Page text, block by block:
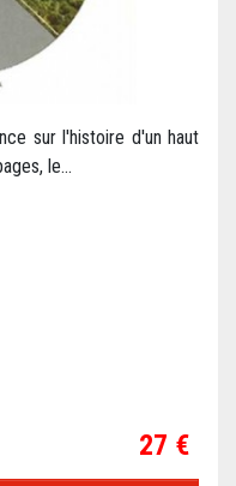
sur l'histoire d'un haut
le...
Prix
27 €